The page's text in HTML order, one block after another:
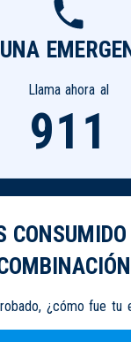
Llama ahora al
911
¿cómo fue tu